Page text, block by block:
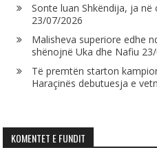
Sonte luan Shkëndija, ja në
23/07/2026
Malisheva superiore edhe
shënojnë Uka dhe Nafiu
Të premtën starton
Haraçinës debutuesja e
KOMENTET E FUNDIT